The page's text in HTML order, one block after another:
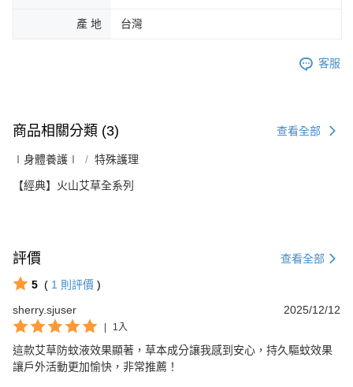
產 地 台灣
客服
商品相關分類 (3) 查看全部
∣身體養護∣ 特殊護理
【經典】火山艾草全系列
評價 查看全部
5 ( 1 則評價 )
sherry.sjuser
2025/12/12
| 1入
這款艾草防蚊液效果顯著，草本成分讓我感到安心，持久驅蚊效果
讓戶外活動更加愉快，非常推薦！